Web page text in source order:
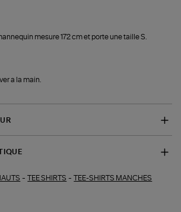
mesure 172 cm et porte une taille S.
a la main.
-TEE SHIRTS -TEE-SHIRTS MANCHES